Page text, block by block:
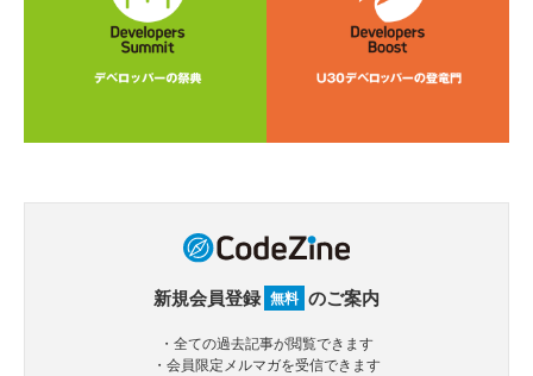
新規会員登録 無料 のご案内
・全ての過去記事が閲覧できます
・会員限定メルマガを受信できます